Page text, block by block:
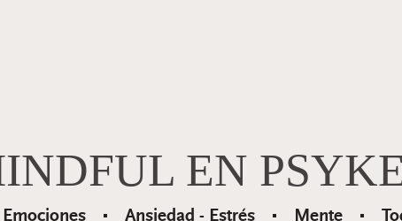
EN
Emociones Ansiedad - Estrés Mente